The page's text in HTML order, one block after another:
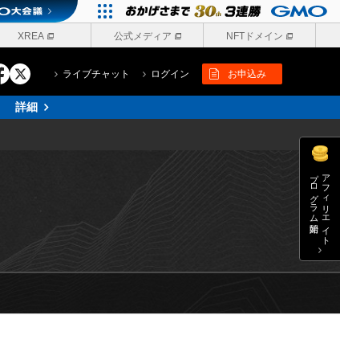
XREA 公式メディア NFTドメイン
ライブチャット ログイン お申込み
アフィリエイト
プログラム開始
詳細